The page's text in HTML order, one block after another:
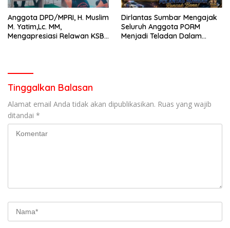
Anggota DPD/MPRI, H. Muslim
M. Yatim,Lc. MM,
Mengapresiasi Relawan KSB
Dirlantas Sumbar Mengajak
Seluruh Anggota PORM
Menjadi Teladan Dalam
Tinggalkan Balasan
Alamat email Anda tidak akan dipublikasikan. Ruas yang wajib
ditandai *